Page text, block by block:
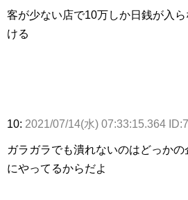
客が少ない店で10万しか日銭が入
ける
10: 2021/07/14(水) 07:33:15.364
ガラガラでも潰れないのはどっか
にやってるからだよ